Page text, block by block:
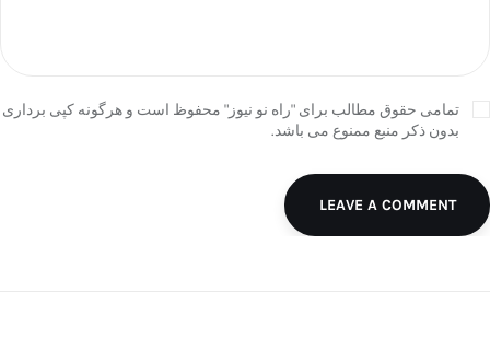
تمامی حقوق مطالب برای "راه نو نیوز" محفوظ است و هرگونه کپی برداری
بدون ذکر منبع ممنوع می باشد.
LEAVE A COMMENT